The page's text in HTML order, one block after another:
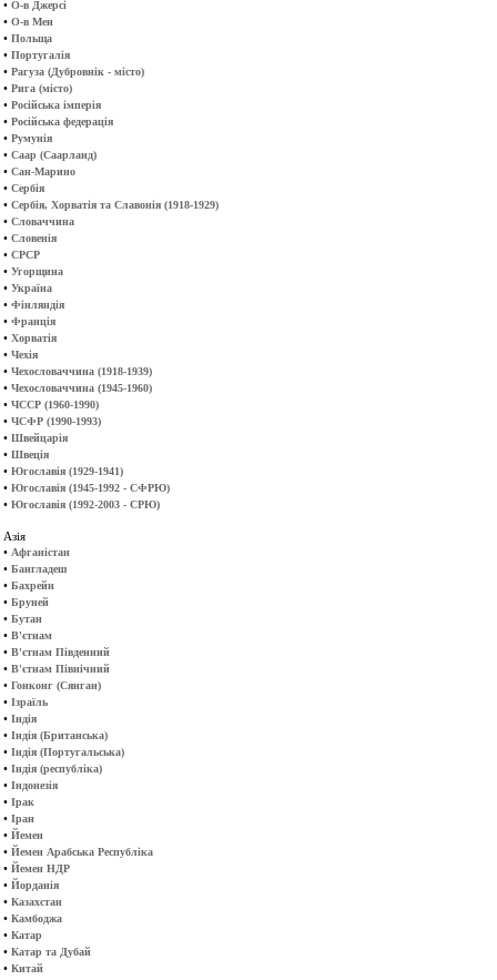
• О-в Джерсі
• О-в Мен
• Польща
• Португалія
• Рагуза (Дубровнік - місто)
• Рига (місто)
• Російська імперія
• Російська федерація
• Румунія
• Саар (Саарланд)
• Сан-Марино
• Сербія
• Сербія, Хорватія та Славонія (1918-1929)
• Словаччина
• Словенія
• СРСР
• Угорщина
• Україна
• Фінляндія
• Франція
• Хорватія
• Чехія
• Чехословаччина (1918-1939)
• Чехословаччина (1945-1960)
• ЧССР (1960-1990)
• ЧСФР (1990-1993)
• Швейцарія
• Швеція
• Югославія (1929-1941)
• Югославія (1945-1992 - СФРЮ)
• Югославія (1992-2003 - СРЮ)
Азія
• Афганістан
• Бангладеш
• Бахрейн
• Бруней
• Бутан
• В'єтнам
• В'єтнам Південний
• В'єтнам Північний
• Гонконг (Сянган)
• Ізраїль
• Індія
• Індія (Британська)
• Індія (Португальська)
• Індія (республіка)
• Індонезія
• Ірак
• Іран
• Йемен
• Йемен Арабська Республіка
• Йемен НДР
• Йорданія
• Казахстан
• Камбоджа
• Катар
• Катар та Дубай
• Китай